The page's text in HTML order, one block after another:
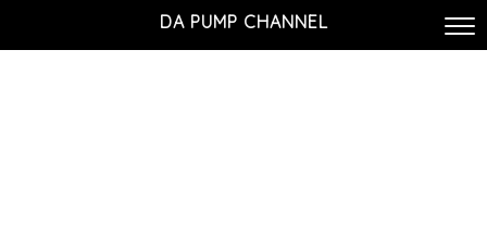
DA PUMP CHANNEL